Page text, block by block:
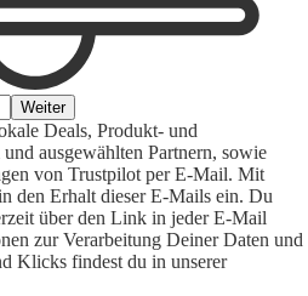
Weiter
Deals, Produkt- und
ausgewählten Partnern, sowie
von Trustpilot per E-Mail. Mit
den Erhalt dieser E-Mails ein. Du
über den Link in jeder E-Mail
zur Verarbeitung Deiner Daten und
Klicks findest du in unserer